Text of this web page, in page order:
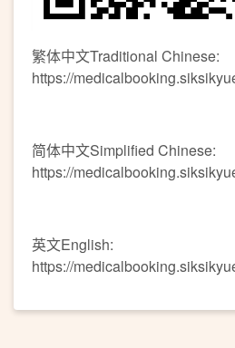
繁体中文Traditional Chinese:
https://
简体中文Simplified Chinese:
https://
英文English:
https://